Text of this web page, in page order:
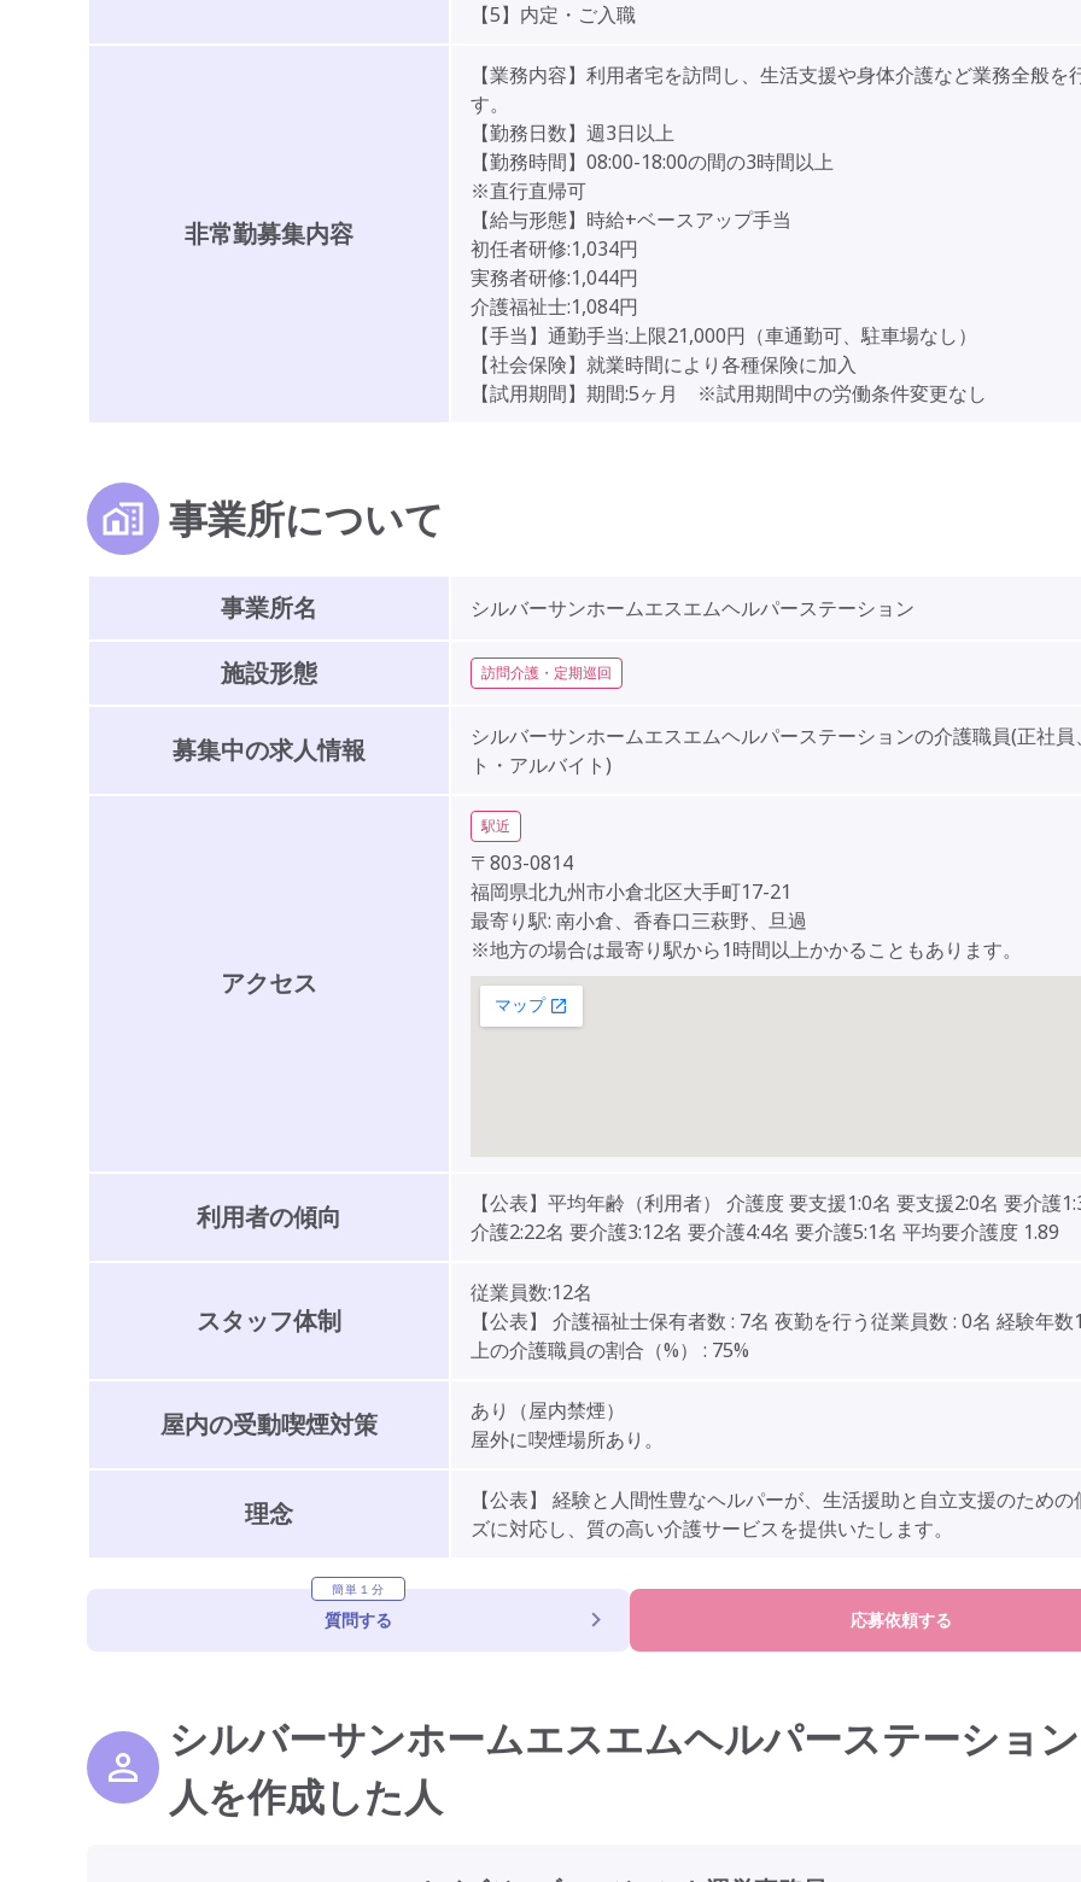
【5】内定・ご入職
非常勤募集内容
【業務内容】利用者宅を訪問し、生活支援や身体介護など業務全般を
す。
【勤務日数】週3日以上
【勤務時間】08:00-18:00の間の3時間以上
※直行直帰可
【給与形態】時給+ベースアップ手当
初任者研修:1,034円
実務者研修:1,044円
介護福祉士:1,084円
【手当】通勤手当:上限21,000円（車通勤可、駐車場なし）
【社会保険】就業時間により各種保険に加入
【試用期間】期間:5ヶ月 ※試用期間中の労働条件変更なし
事業所について
事業所名 シルバーサンホームエスエムヘルパーステーション
施設形態 訪問介護・定期巡回
募集中の求人情報
シルバーサンホームエスエムヘルパーステーションの介護職員(正社員
ト・アルバイト)
アクセス
駅近
〒803-0814
福岡県北九州市小倉北区大手町17-21
最寄り駅: 南小倉、香春口三萩野、旦過
※地方の場合は最寄り駅から1時間以上かかることもあります。
利用者の傾向
【公表】平均年齢（利用者） 介護度 要支援1:0名 要支援2:0名 要介護
介護2:22名 要介護3:12名 要介護4:4名 要介護5:1名 平均要介護度 1.89
スタッフ体制
従業員数:12名
【公表】 介護福祉士保有者数 : 7名 夜勤を行う従業員数 : 0名 経験年
上の介護職員の割合（%） : 75%
屋内の受動喫煙対策
あり（屋内禁煙）
屋外に喫煙場所あり。
理念
【公表】 経験と人間性豊なヘルパーが、生活援助と自立支援のため
ズに対応し、質の高い介護サービスを提供いたします。
簡単１分
質問する 応募依頼する
シルバーサンホームエスエムヘルパーステーショ
人を作成した人